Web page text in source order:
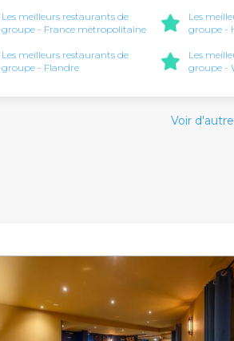
Les meilleurs restaurants de
groupe - France métropolitaine
Les
groupe -
Les meilleurs restaurants de
groupe - Flandre
Les
groupe -
Voir